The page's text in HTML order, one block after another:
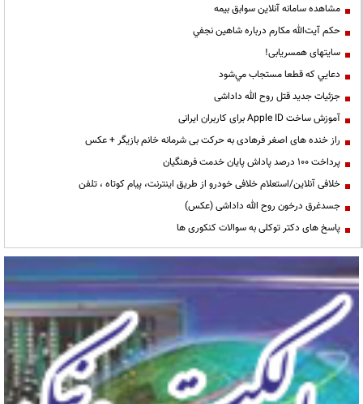
مشاهده سامانه آنلاين سوابق بیمه
حكم آيت‌الله مكارم درباره شاهين نجفي
سایتهای همسریابی!
دعايي كه قطعا مستجاب مي‌شود
جزئیات جدید قتل روح الله داداشی
آموزش ساخت Apple ID برای کاربران ایرانی
راز خنده های اصغر فرهادی به حرکت بی شرمانه خانم بازیگر + عکس
پرداخت ۱۰۰ درصد پاداش پایان خدمت فرهنگیان
خلافی آنلاین/استعلام خلافی خودرو از طریق اینترنت، پیام کوتاه ، تلفن
جسدغرق درخون روح الله داداشی (عکس)
پاسخ های دکتر توکلی به سوالات کنکوری ها